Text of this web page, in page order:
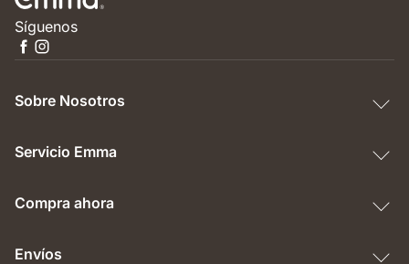
Síguenos
Sobre Nosotros
Servicio Emma
Compra ahora
Envíos